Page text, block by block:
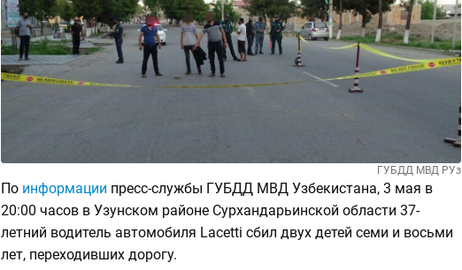
ГУБДД МВД РУз
По информации пресс-службы ГУБДД МВД Узбекистана, 3 мая в
20:00 часов в Узунском районе Сурхандарьинской области 37-
летний водитель автомобиля Lacetti сбил двух детей семи и восьми
лет, переходивших дорогу.